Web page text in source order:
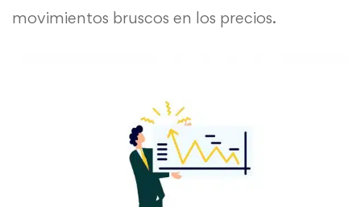
movimientos bruscos en los precios.